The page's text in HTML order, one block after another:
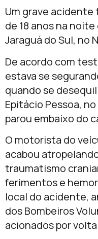
Um grave acidente
de 18 anos na
Jaraguá do Sul, no
De acordo com
estava se
quando se
Epitácio Pessoa,
parou embaixo do
O motorista do
acabou
traumatismo
ferimentos e
local do acidente,
dos Bombeiros
acionados por